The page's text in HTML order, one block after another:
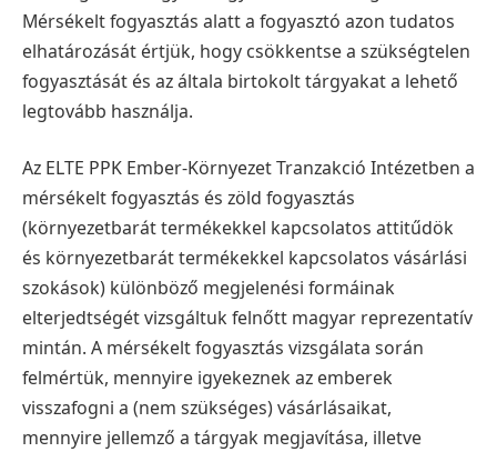
Mérsékelt fogyasztás alatt a fogyasztó azon tudatos
elhatározását értjük, hogy csökkentse a szükségtelen
fogyasztását és az általa birtokolt tárgyakat a lehető
legtovább használja.
Az ELTE PPK Ember-Környezet Tranzakció Intézetben a
mérsékelt fogyasztás és zöld fogyasztás
(környezetbarát termékekkel kapcsolatos attitűdök
és környezetbarát termékekkel kapcsolatos vásárlási
szokások) különböző megjelenési formáinak
elterjedtségét vizsgáltuk felnőtt magyar reprezentatív
mintán. A mérsékelt fogyasztás vizsgálata során
felmértük, mennyire igyekeznek az emberek
visszafogni a (nem szükséges) vásárlásaikat,
mennyire jellemző a tárgyak megjavítása, illetve